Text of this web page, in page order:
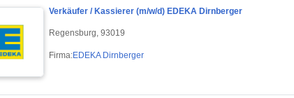
Verkäufer / Kassierer (m/w/d) EDEKA Dirnberger
Regensburg, 93019
Firma:EDEKA Dirnberger